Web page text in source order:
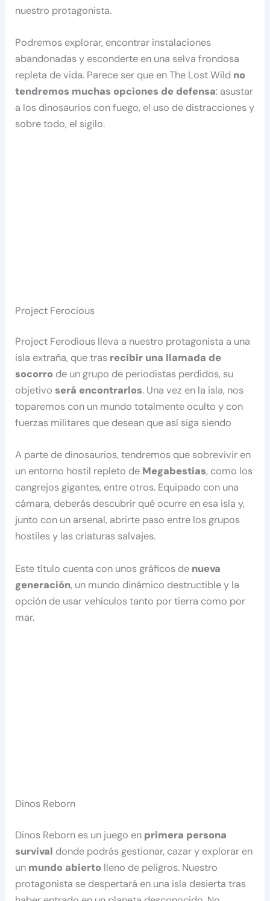
nuestro protagonista.
Podremos explorar, encontrar instalaciones
abandonadas y esconderte en una selva frondosa
repleta de vida. Parece ser que en The Lost Wild no
tendremos muchas opciones de defensa: asustar
a los dinosaurios con fuego, el uso de distracciones y
sobre todo, el sigilo.
Project Ferocious
Project Ferodious lleva a nuestro protagonista a una
isla extraña, que tras recibir una llamada de
socorro de un grupo de periodistas perdidos, su
objetivo será encontrarlos. Una vez en la isla, nos
toparemos con un mundo totalmente oculto y con
fuerzas militares que desean que así siga siendo
A parte de dinosaurios, tendremos que sobrevivir en
un entorno hostil repleto de Megabestias, como los
cangrejos gigantes, entre otros. Equipado con una
cámara, deberás descubrir qué ocurre en esa isla y,
junto con un arsenal, abrirte paso entre los grupos
hostiles y las criaturas salvajes.
Este título cuenta con unos gráficos de nueva
generación, un mundo dinámico destructible y la
opción de usar vehículos tanto por tierra como por
mar.
Dinos Reborn
Dinos Reborn es un juego en primera persona
survival donde podrás gestionar, cazar y explorar en
un mundo abierto lleno de peligros. Nuestro
protagonista se despertará en una isla desierta tras